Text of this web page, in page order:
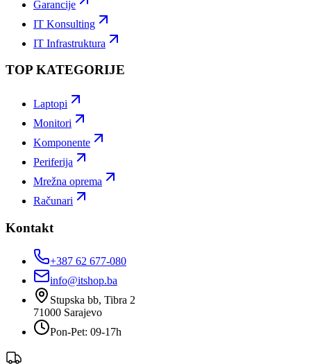
Garancije
IT Konsulting
IT Infrastruktura
TOP KATEGORIJE
Laptopi
Monitori
Komponente
Periferija
Mrežna oprema
Računari
Kontakt
+387 62 677-080
info@itshop.ba
Stupska bb, Tibra 2
71000 Sarajevo
Pon-Pet: 09-17h